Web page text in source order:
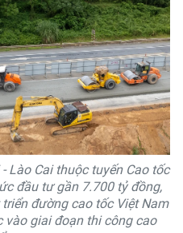
Lào Cai thuộc tuyến Cao tốc
đầu tư gần 7.700 tỷ đồng,
đường cao tốc Việt Nam
giai đoạn thi công cao